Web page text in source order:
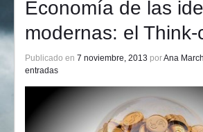
Economía de las
modernas: el Think-
Publicado en 7 noviembre, 2013 porAna March
entradas